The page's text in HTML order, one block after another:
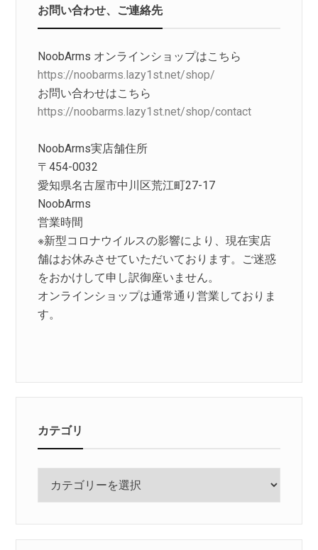
お問い合わせ、ご連絡先
NoobArms オンラインショップはこちら
https://noobarms.lazy1st.net/shop/
お問い合わせはこちら
https://noobarms.lazy1st.net/shop/contact
NoobArms実店舗住所
〒454-0032
愛知県名古屋市中川区荒江町27-17
NoobArms
営業時間
※新型コロナウイルスの影響により、現在実店
舗はお休みさせていただいております。ご迷惑
をおかけして申し訳御座いません。
オンラインショップは通常通り営業しておりま
す。
カテゴリ